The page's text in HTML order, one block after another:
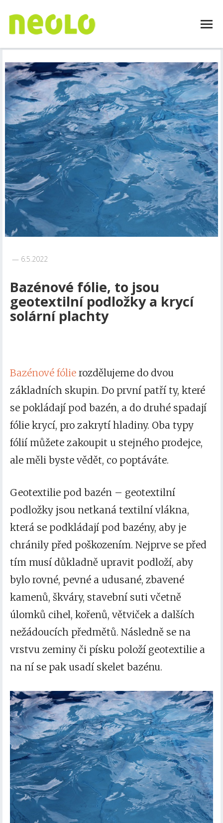
6.5.2022
Bazénové fólie, to jsou
geotextilní podložky a krycí
solární plachty
Bazénové fólie rozdělujeme do dvou
základních skupin. Do první patří ty, které
se pokládají pod bazén, a do druhé spadají
fólie krycí, pro zakrytí hladiny. Oba typy
fólií můžete zakoupit u stejného prodejce,
ale měli byste vědět, co poptáváte.
Geotextilie pod bazén – geotextilní
podložky jsou netkaná textilní vlákna,
která se podkládají pod bazény, aby je
chránily před poškozením. Nejprve se před
tím musí důkladně upravit podloží, aby
bylo rovné, pevné a udusané, zbavené
kamenů, škváry, stavební suti včetně
úlomků cihel, kořenů, větviček a dalších
nežádoucích předmětů. Následně se na
vrstvu zeminy či písku položí geotextilie a
na ní se pak usadí skelet bazénu.